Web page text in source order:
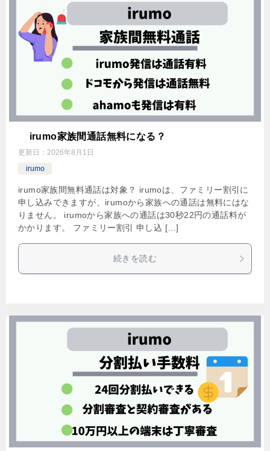
irumo家族間通話無料になる？
更新日： 2026年8月1日
irumo
irumo家族間無料通話は対象？ irumoは、ファミリー割引に
申し込みできますが、irumoから家族への通話は無料にはな
りません。 irumoから家族への通話は30秒22円の通話料が
かかります。 ファミリー割引 申し込 […]
続きを読む